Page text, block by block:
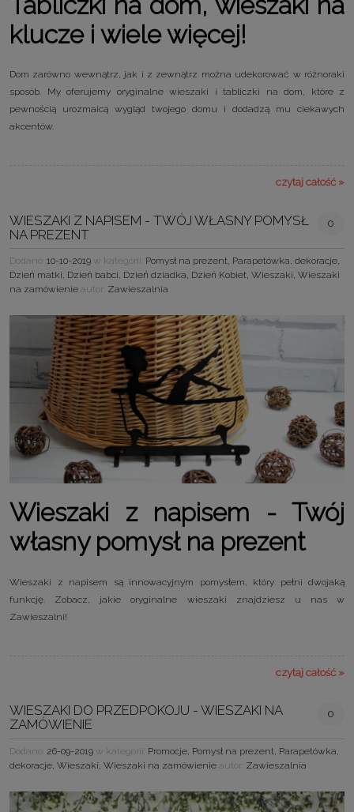
klucze i wiele więcej!
Dom zarówno wewnątrz, jak i z zewnątrz można udekorować w różnoraki
sposób. My oferujemy oryginalne wieszaki i tabliczki na dom, które z
pewnością urozmaicą wygląd twojego domu i dodadzą mu ciekawych
akcentów.
czytaj całość »
WIESZAKI Z NAPISEM - TWÓJ WŁASNY POMYSŁ
NA PREZENT
0
Dodano: 10-10-2019 w kategorii: Pomysł na prezent, Parapetówka, dekoracje,
Dzień matki, Dzień babci, Dzień dziadka, Dzień Kobiet, Wieszaki, Wieszaki
na zamówienie autor: Zawieszalnia
Wieszaki z napisem - Twój
własny pomysł na prezent
Wieszaki z napisem są innowacyjnym pomysłem, który pełni dwojaką
funkcję. Zobacz, jakie oryginalne wieszaki znajdziesz u nas w
Zawieszalni!
czytaj całość »
WIESZAKI DO PRZEDPOKOJU - WIESZAKI NA
ZAMÓWIENIE
0
Dodano: 26-09-2019 w kategorii: Promocje Pomysł na prezent Parapetówka
dekoracje Wieszaki Wieszaki na zamówienie autor: Zawieszalnia